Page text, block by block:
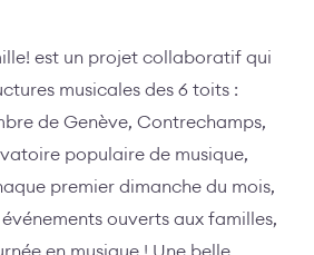
est un projet collaboratif qui
musicales des 6 toits :
de Genève, Contrechamps,
populaire de musique,
premier dimanche du mois,
ouverts aux familles,